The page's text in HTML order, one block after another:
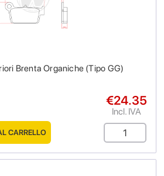
Brenta Organiche (Tipo GG)
€24.35
Incl. IVA
CARRELLO